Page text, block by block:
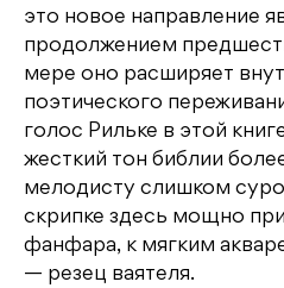
это новое направление
продолжением
мере оно расширяет
поэтического
голос Рильке в этой
жесткий тон библии
мелодисту слишком
скрипке здесь мощно
фанфара, к мягким
— резец ваятеля.